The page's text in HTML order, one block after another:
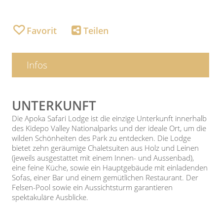
Infos
UNTERKUNFT
Die Apoka Safari Lodge ist die einzige Unterkunft innerhalb
des Kidepo Valley Nationalparks und der ideale Ort, um die
wilden Schönheiten des Park zu entdecken. Die Lodge
bietet zehn geräumige Chaletsuiten aus Holz und Leinen
(jeweils ausgestattet mit einem Innen- und Aussenbad),
eine feine Küche, sowie ein Hauptgebäude mit einladenden
Sofas, einer Bar und einem gemütlichen Restaurant. Der
Felsen-Pool sowie ein Aussichtsturm garantieren
spektakuläre Ausblicke.